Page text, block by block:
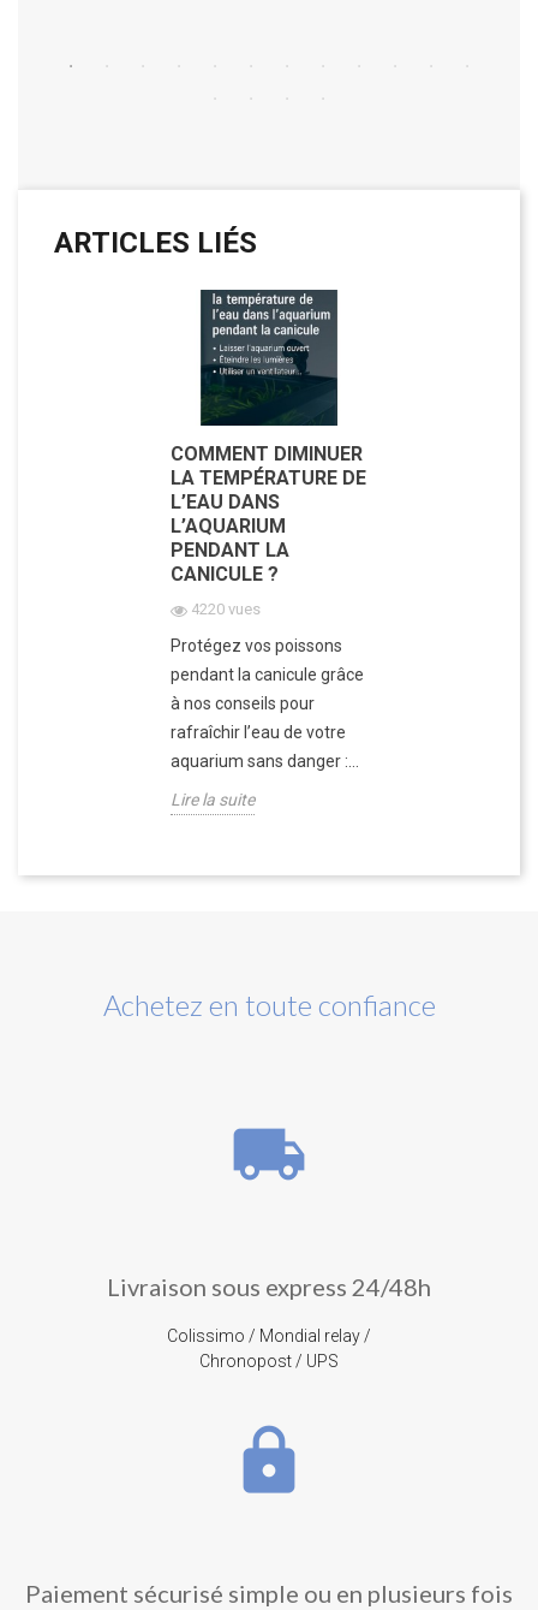
ARTICLES LIÉS
COMMENT DIMINUER
LA TEMPÉRATURE DE
L’EAU DANS
L’AQUARIUM
PENDANT LA
CANICULE ?
4220 vues
Protégez vos poissons
pendant la canicule grâce
à nos conseils pour
rafraîchir l’eau de votre
aquarium sans danger :...
Lire la suite
Achetez en toute confiance
local_shipping
Livraison sous express 24/48h
Colissimo / Mondial relay /
Chronopost / UPS
lock
Paiement sécurisé simple ou en plusieurs fois